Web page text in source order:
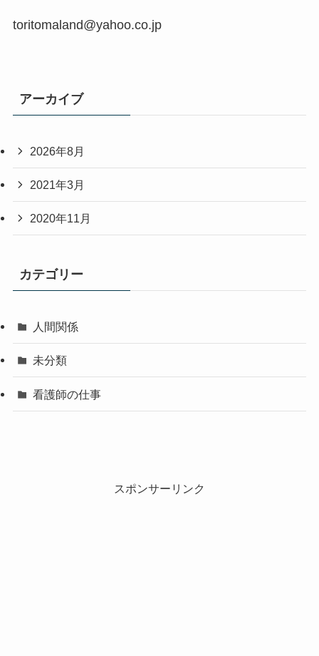
toritomaland@yahoo.co.jp
アーカイブ
2026年8月
2021年3月
2020年11月
カテゴリー
人間関係
未分類
看護師の仕事
スポンサーリンク